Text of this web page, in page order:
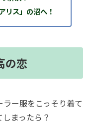
リス」の沼へ！
の恋
ー服をこっそり着て
まったら？